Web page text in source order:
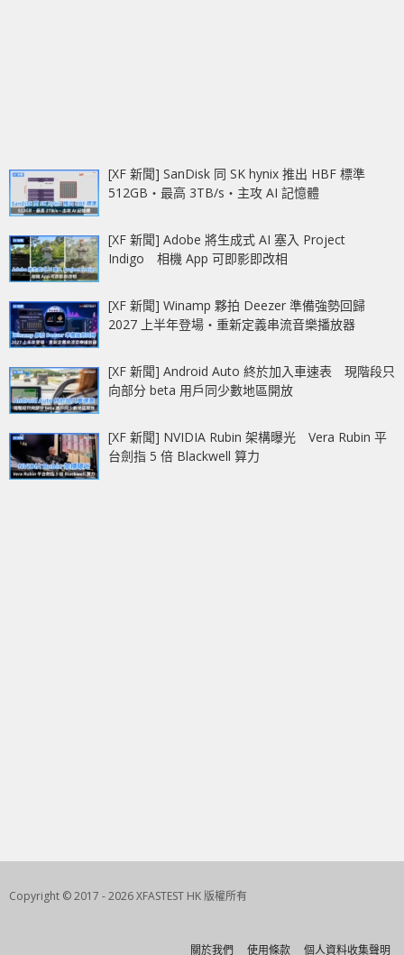
[XF 新聞] SanDisk 同 SK hynix 推出 HBF 標準
512GB‧最高 3TB/s‧主攻 AI 記憶體
[XF 新聞] Adobe 將生成式 AI 塞入 Project
Indigo 相機 App 可即影即改相
[XF 新聞] Winamp 夥拍 Deezer 準備強勢回歸
2027 上半年登場‧重新定義串流音樂播放器
[XF 新聞] Android Auto 終於加入車速表 現階段只
向部分 beta 用戶同少數地區開放
[XF 新聞] NVIDIA Rubin 架構曝光 Vera Rubin 平
台劍指 5 倍 Blackwell 算力
Copyright © 2017 - 2026 XFASTEST HK 版權所有
關於我們 使用條款 個人資料收集聲明